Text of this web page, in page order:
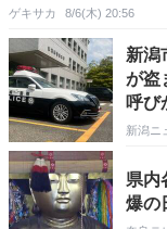
ゲキサカ 8/6(木) 20:56
新潟
が盗
呼び
新潟ニ
県内
爆の